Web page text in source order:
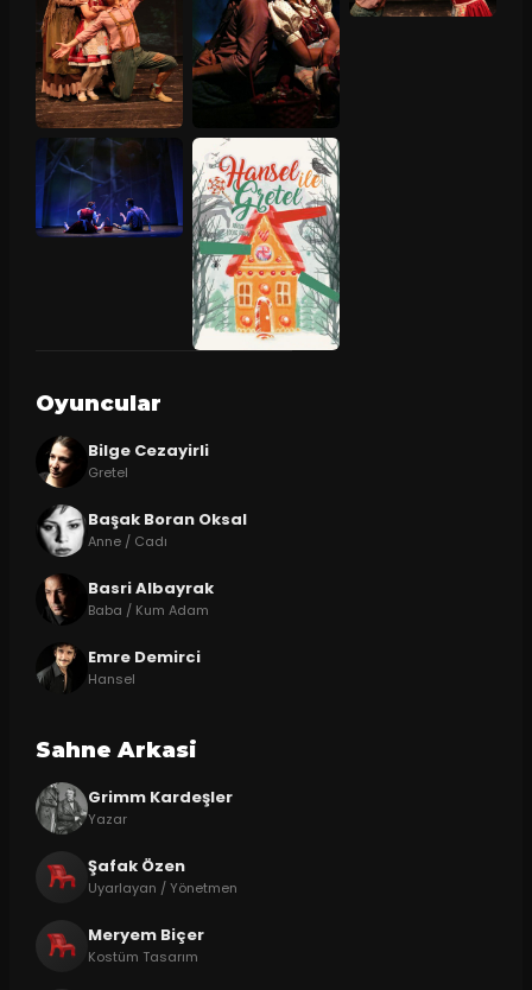
Oyuncular
Bilge Cezayirli
Gretel
Başak Boran Oksal
Anne / Cadı
Basri Albayrak
Baba / Kum Adam
Emre Demirci
Hansel
Sahne Arkasi
Grimm Kardeşler
Yazar
Şafak Özen
Uyarlayan / Yönetmen
Meryem Biçer
Kostüm Tasarım